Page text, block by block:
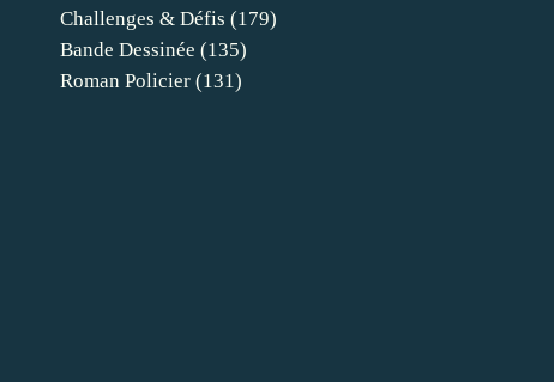
Challenges & Défis (179)
Bande Dessinée (135)
Roman Policier (131)